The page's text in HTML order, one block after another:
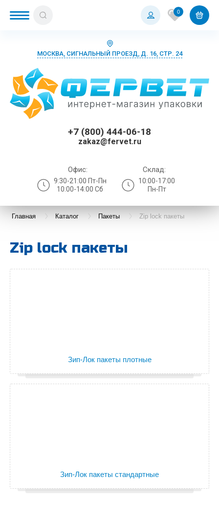
0
МОСКВА, СИГНАЛЬНЫЙ ПРОЕЗД, Д. 16, СТР. 24
+7 (800) 444-06-18
zakaz@fervet.ru
Офис:
9:30-21:00 Пт-Пн
10:00-14:00 Сб
Склад:
10:00-17:00
Пн-Пт
Главная Каталог Пакеты Zip lock пакеты
Zip lock пакеты
Зип-Лок пакеты плотные
Зип-Лок пакеты стандартные